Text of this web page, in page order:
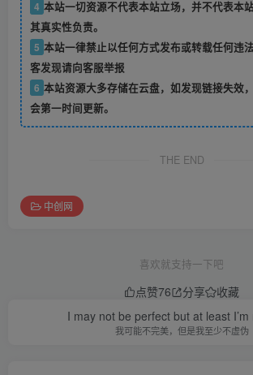
4 本站一切资源不代表本站立场，并不代表本
其真实性负责。
5 本站一律禁止以任何方式发布或转载任何违
客发现请向客服举报
6 本站资源大多存储在云盘，如发现链接失效
会第一时间更新。
THE END
中创网
喜欢就支持一下吧
点赞76 分享
收藏
Forever facing sunlight, so you can not see
永远面向阳光，这样你就看不见阴影了